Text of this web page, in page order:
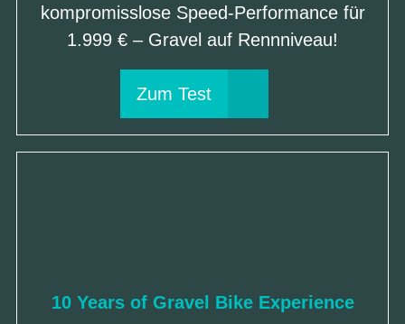
kompromisslose Speed-Performance für
1.999 € – Gravel auf Rennniveau!
Zum Test
10 Years of Gravel Bike Experience